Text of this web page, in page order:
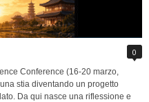
0
Conference (16-20 marzo,
stia diventando un progetto
Da qui nasce una riflessione e